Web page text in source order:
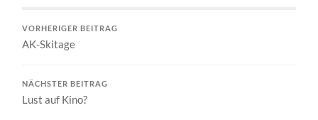
VORHERIGER BEITRAG
AK-Skitage
NÄCHSTER BEITRAG
Lust auf Kino?